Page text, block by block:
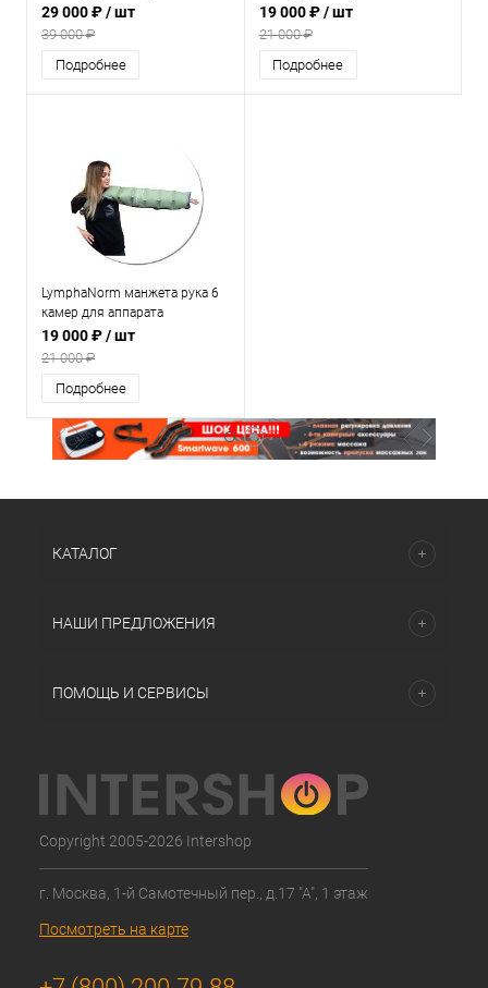
прессотерапии и
лимфодренажа
29 000 ₽/ шт
39 000 ₽
Подробнее
прессотерапии и
лимфодренажа
19 000 ₽/ шт
21 000 ₽
Подробнее
LymphaNorm манжета рука 6
камер для аппарата
прессотерапии и
лимфодренажа
19 000 ₽/ шт
21 000 ₽
Подробнее
КАТАЛОГ
НАШИ ПРЕДЛОЖЕНИЯ
ПОМОЩЬ И СЕРВИСЫ
Copyright 2005-2026 Intershop
г. Москва, 1-й Самотечный пер., д.17 "А", 1 этаж
Посмотреть на карте